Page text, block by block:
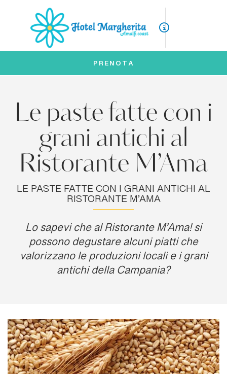
PRENOTA
Le paste fatte con i
grani antichi al
Ristorante M’Ama
LE PASTE FATTE CON I GRANI ANTICHI AL
RISTORANTE M’AMA
Lo sapevi che al Ristorante M’Ama! si
possono degustare alcuni piatti che
valorizzano le produzioni locali e i grani
antichi della Campania?